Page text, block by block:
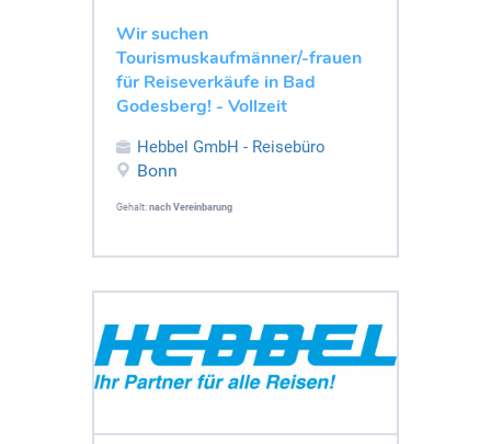
Wir suchen
Tourismuskaufmänner/-frauen
für Reiseverkäufe in Bad
Godesberg! - Vollzeit
Hebbel GmbH - Reisebüro
Bonn
Gehalt: nach Vereinbarung